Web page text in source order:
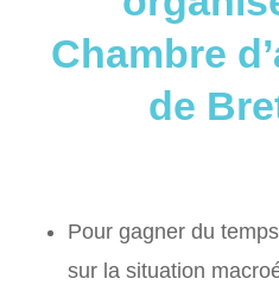
Chambre
de
Pour gagner du
sur la situation